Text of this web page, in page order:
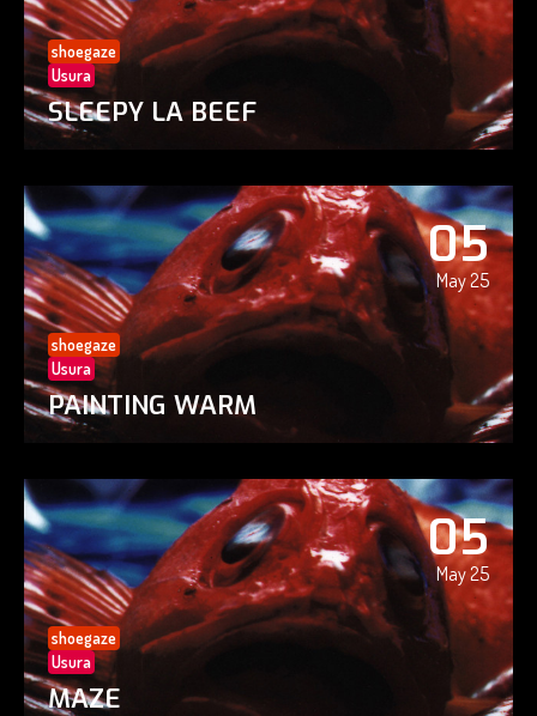
shoegaze
Usura
SLEEPY LA BEEF
05
May 25
shoegaze
Usura
PAINTING WARM
05
May 25
shoegaze
Usura
MAZE